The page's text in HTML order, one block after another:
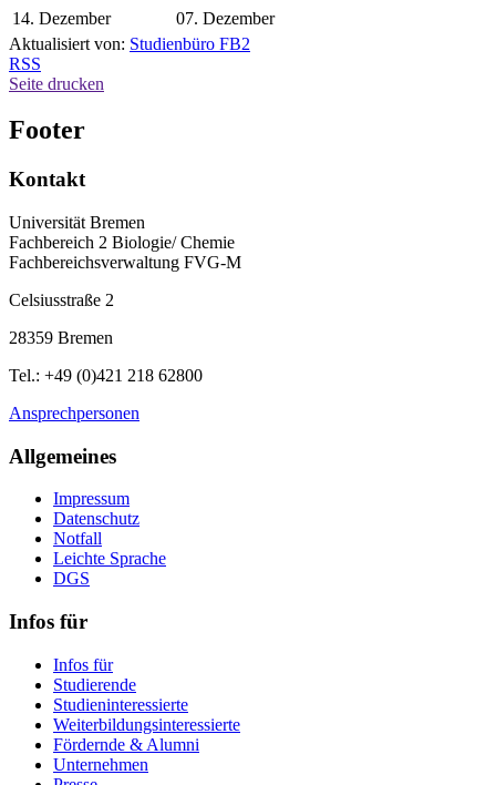
14. Dezember
07. Dezember
Aktualisiert von: Studienbüro FB2
RSS
Seite drucken
Footer
Kontakt
Universität Bremen
Fachbereich 2 Biologie/ Chemie
Fachbereichsverwaltung FVG-M
Celsiusstraße 2
28359 Bremen
Tel.: +49 (0)421 218 62800
Ansprechpersonen
Allgemeines
Impressum
Datenschutz
Notfall
Leichte Sprache
DGS
Infos für
Infos für
Studierende
Studieninteressierte
Weiterbildungsinteressierte
Fördernde & Alumni
Unternehmen